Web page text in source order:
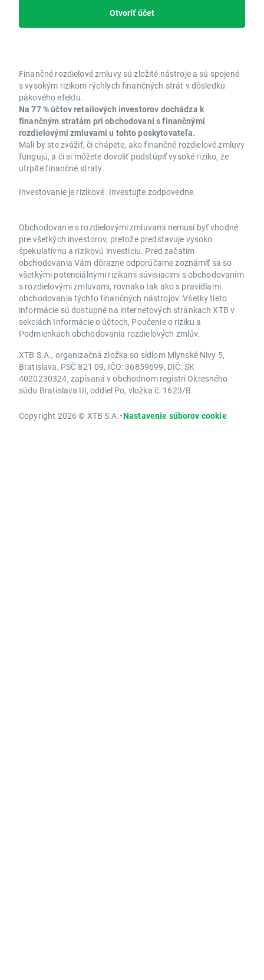
Otvoriť účet
Finančné rozdielové zmluvy sú zložité nástroje a sú spojené
s vysokým rizikom rýchlych finančných strát v dôsledku
pákového efektu.
Na 77 % účtov retailových investorov dochádza k
finančným stratám pri obchodovaní s finančnými
rozdielovými zmluvami u tohto poskytovateľa.
Mali by ste zvážiť, či chápete, ako finančné rozdielové zmluvy
fungujú, a či si môžete dovoliť podstúpiť vysoké riziko, že
utrpíte finančné straty.
Investovanie je rizikové. Investujte zodpovedne.
Obchodovanie s rozdielovými zmluvami nemusí byť vhodné
pre všetkých investorov, pretože predstavuje vysoko
špekulatívnu a rizikovú investíciu. Pred začatím
obchodovania Vám dôrazne odporúčame zoznámiť sa so
všetkými potenciálnymi rizikami súvisiacimi s obchodovaním
s rozdielovými zmluvami, rovnako tak ako s pravidlami
obchodovania týchto finančných nástrojov. Všetky tieto
informácie sú dostupné na internetových stránkach XTB v
sekciách Informácie o účtoch, Poučenie o riziku a
Podmienkach obchodovania rozdielových zmlúv.
XTB S.A., organizačná zložka so sídlom Mlynské Nivy 5,
Bratislava, PSČ 821 09, IČO: 36859699, DIČ: SK
4020230324, zapísaná v obchodnom registri Okresného
súdu Bratislava III, oddiel Po, vložka č. 1623/B.
Copyright 2026 © XTB S.A.•Nastavenie súborov cookie